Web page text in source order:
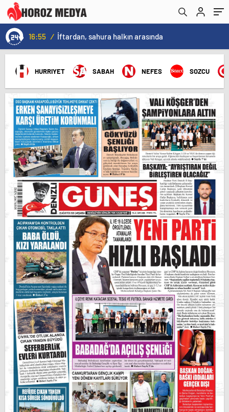
16:55 / İftardan, sahura halkın arasında
HURRIYET SABAH NEFES SOZCU